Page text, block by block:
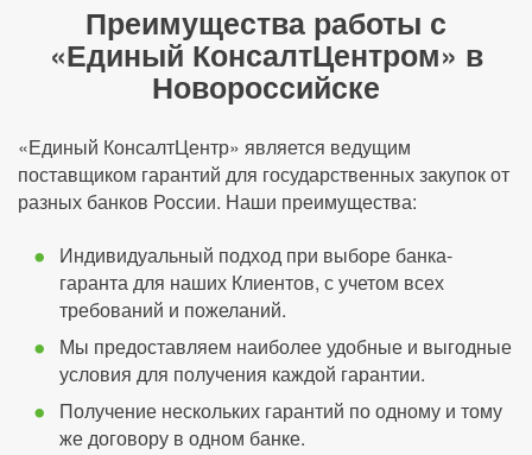
Преимущества работы с
«Единый КонсалтЦентром» в
Новороссийске
«Единый КонсалтЦентр» является ведущим
поставщиком гарантий для государственных закупок от
разных банков России. Наши преимущества:
Индивидуальный подход при выборе банка-
гаранта для наших Клиентов, с учетом всех
требований и пожеланий.
Мы предоставляем наиболее удобные и выгодные
условия для получения каждой гарантии.
Получение нескольких гарантий по одному и тому
же договору в одном банке.